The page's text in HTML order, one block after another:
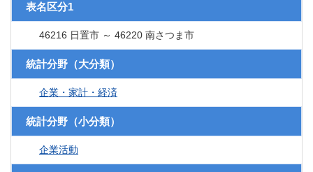
表名区分1
46216 日置市 ～ 46220 南さつま市
統計分野（大分類）
企業・家計・経済
統計分野（小分類）
企業活動